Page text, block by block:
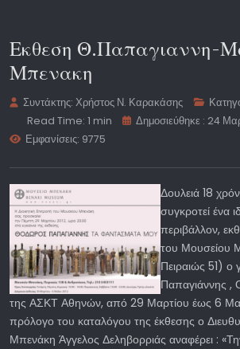
Εκθεση Θ.Παπαγιαννη-
Μπενακη
Συντάκτης:Χρήστος Ν. Καρακάσης
Read Time: 1 min
Δημοσιεύθηκε : 24
Εμφανίσεις: 9775
Δουλειά 18
συγκροτεί ένα
περιβάλλον,
του Μουσείου
Πειραιώς 51)
Παπαγιάννης ,
της ΑΣΚΤ Αθηνών, από 29 Μαρτίου έως 6
πρόλογο του καταλόγου της έκθεσης ο
Μπενάκη Άγγελος Δεληβορριάς αναφέρει :